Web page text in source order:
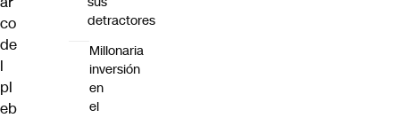
co
de
l
pl
eb
detractores
Millonaria
inversión
en
el